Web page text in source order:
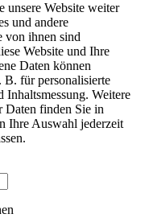
unsere Website weiter
und andere
von ihnen sind
Website und Ihre
Daten können
B. für personalisierte
Weitere
Daten finden Sie in
Ihre Auswahl jederzeit